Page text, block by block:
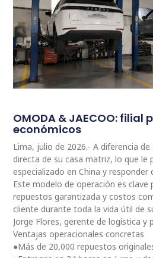
OMODA & JAECOO:
económicos
Lima, julio de 2026.- A diferencia
directa de su casa matriz, lo que
especializado en China y
Este modelo de operación es
repuestos garantizada y costos
cliente durante toda la vida útil de
Jorge Flores, gerente de logística y
Ventajas operacionales concretas
●Más de 20,000 repuestos